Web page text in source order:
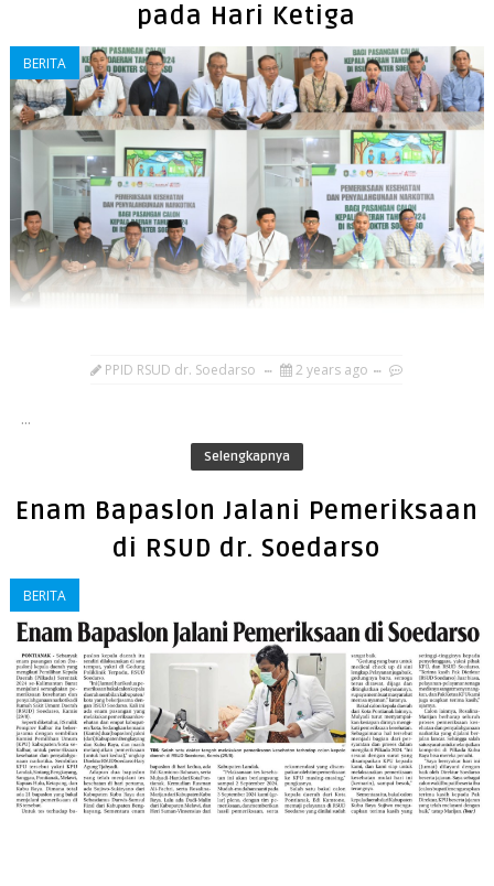
pada Hari Ketiga
BERITA
PPID RSUD dr. Soedarso 2 years ago
...
Selengkapnya
Enam Bapaslon Jalani Pemeriksaan
di RSUD dr. Soedarso
BERITA